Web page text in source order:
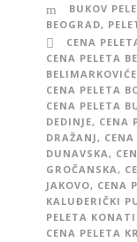
BUKOV
BEOGRAD,
CENA
CENA PELETA
CENA PELETA
CENA PELETA
DEDINJE, CENA
DRAŽANJ,
DUNAVSKA,
GROČANSKA,
JAKOVO, CENA
KALUĐERIČKI
PELETA
CENA PELETA